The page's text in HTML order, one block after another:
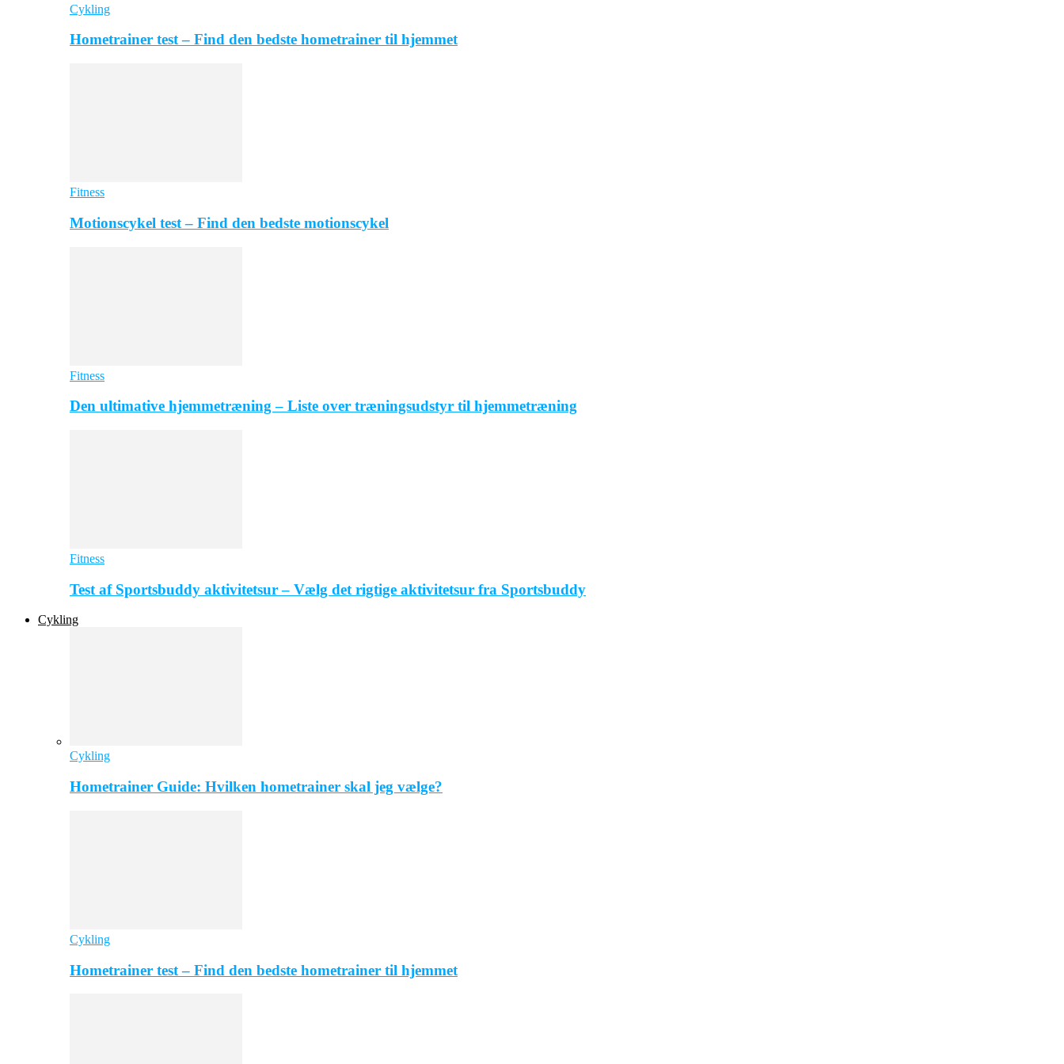
Cykling
Hometrainer test – Find den bedste hometrainer til hjemmet
Fitness
Motionscykel test – Find den bedste motionscykel
Fitness
Den ultimative hjemmetræning – Liste over træningsudstyr til hjemmetræning
Fitness
Test af Sportsbuddy aktivitetsur – Vælg det rigtige aktivitetsur fra Sportsbuddy
Cykling
Cykling
Hometrainer Guide: Hvilken hometrainer skal jeg vælge?
Cykling
Hometrainer test – Find den bedste hometrainer til hjemmet